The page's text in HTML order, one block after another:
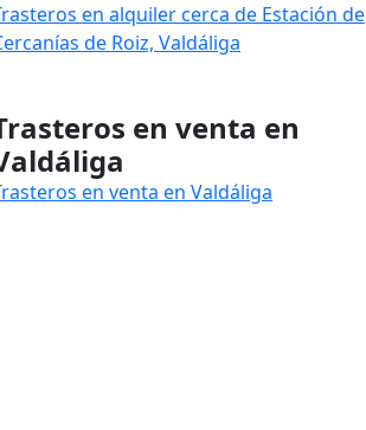
en alquiler cerca de Estación de
de Roiz, Valdáliga
en venta en
en venta en Valdáliga